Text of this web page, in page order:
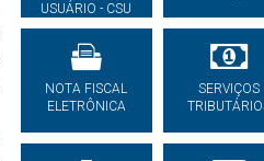
USUÁRIO - CSU
NOTA FISCAL
ELETRÔNICA
SERVIÇOS